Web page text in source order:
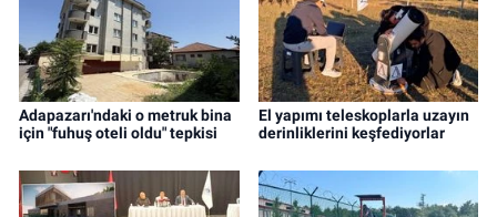
Adapazarı'ndaki o metruk bina
için "fuhuş oteli oldu" tepkisi
El yapımı teleskoplarla uzayın
derinliklerini keşfediyorlar